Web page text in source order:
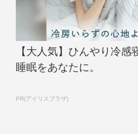
【大人気】ひんやり冷感
睡眠をあなたに。
PR(アイリスプラザ)